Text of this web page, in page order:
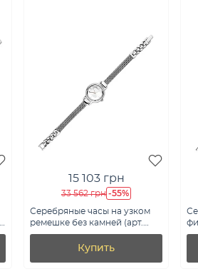
15 103 грн
33 562 грн -55%
Серебряные часы на узком
ремешке без камней (арт.
7526/277)
Купить